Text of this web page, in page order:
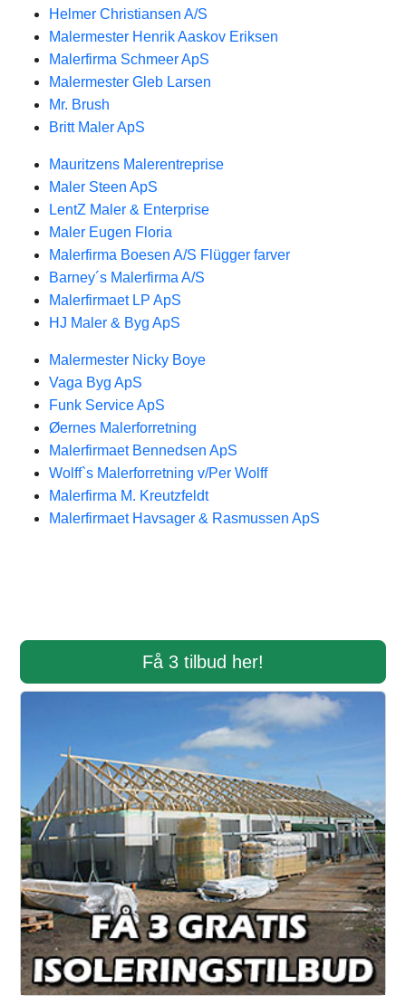
Helmer Christiansen A/S
Malermester Henrik Aaskov Eriksen
Malerfirma Schmeer ApS
Malermester Gleb Larsen
Mr. Brush
Britt Maler ApS
Mauritzens Malerentreprise
Maler Steen ApS
LentZ Maler & Enterprise
Maler Eugen Floria
Malerfirma Boesen A/S Flügger farver
Barney´s Malerfirma A/S
Malerfirmaet LP ApS
HJ Maler & Byg ApS
Malermester Nicky Boye
Vaga Byg ApS
Funk Service ApS
Øernes Malerforretning
Malerfirmaet Bennedsen ApS
Wolff`s Malerforretning v/Per Wolff
Malerfirma M. Kreutzfeldt
Malerfirmaet Havsager & Rasmussen ApS
Få 3 tilbud her!